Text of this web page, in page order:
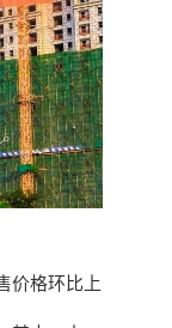
价格环比上